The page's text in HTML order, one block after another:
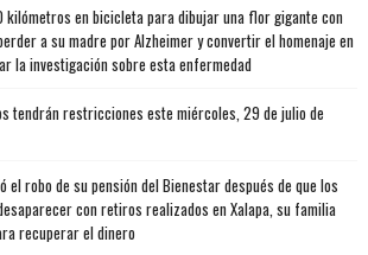
en bicicleta para dibujar una flor gigante con
a su madre por Alzheimer y convertir el homenaje en
la investigación sobre esta enfermedad
tendrán restricciones este miércoles, 29 de julio de
el robo de su pensión del Bienestar después de que los
con retiros realizados en Xalapa, su familia
recuperar el dinero